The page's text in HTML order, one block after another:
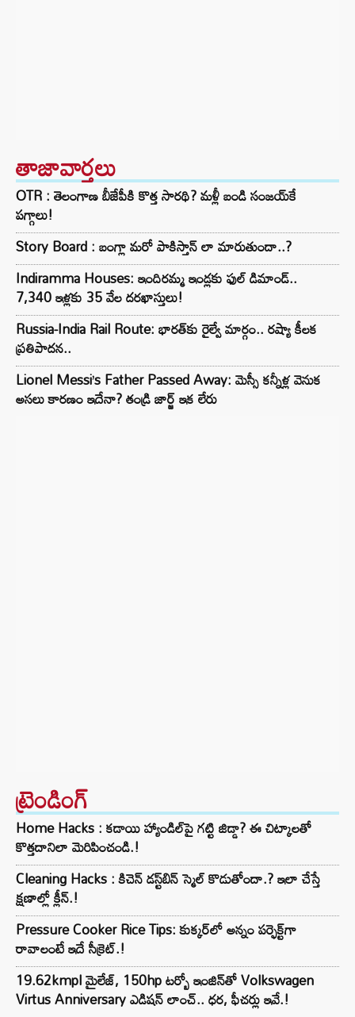
తాజావార్తలు
OTR : తెలంగాణ బీజేపీకి కొత్త సారథి? మళ్లీ బండి సంజయ్‌కే
పగ్గాలు!
Story Board : బంగ్లా మరో పాకిస్తాన్ లా మారుతుందా..?
Indiramma Houses: ఇందిరమ్మ ఇండ్లకు ఫుల్ డిమాండ్..
7,340 ఇళ్లకు 35 వేల దరఖాస్తులు!
Russia-India Rail Route: భారత్‌కు రైల్వే మార్గం.. రష్యా కీలక
ప్రతిపాదన..
Lionel Messi’s Father Passed Away: మెస్సీ కన్నీళ్ల వెనుక
అసలు కారణం ఇదేనా? తండ్రి జార్జ్ ఇక లేరు
ట్రెండింగ్‌
Home Hacks : కడాయి హ్యాండిల్‌పై గట్టి జిడ్డా? ఈ చిట్కాలతో
కొత్తదానిలా మెరిపించండి.!
Cleaning Hacks : కిచెన్ డస్ట్‌బిన్ స్మెల్ కొడుతోందా.? ఇలా చేస్తే
క్షణాల్లో క్లీన్.!
Pressure Cooker Rice Tips: కుక్కర్‌లో అన్నం పర్ఫెక్ట్‌గా
రావాలంటే ఇదే సీక్రెట్.!
19.62kmpl మైలేజ్, 150hp టర్బో ఇంజిన్‌తో Volkswagen
Virtus Anniversary ఎడిషన్ లాంచ్.. ధర, ఫీచర్లు ఇవే.!